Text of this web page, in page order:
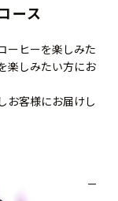
ース
ーヒーを楽しみた
楽しみたい方にお
お客様にお届けし